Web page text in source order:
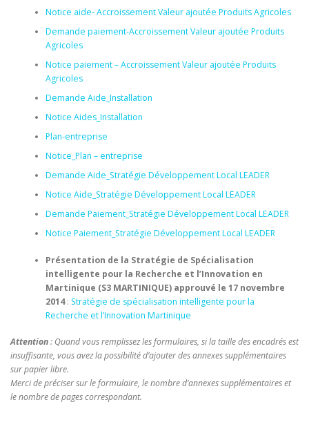
Notice aide- Accroissement Valeur ajoutée Produits Agricoles
Demande paiement-Accroissement Valeur ajoutée Produits
Agricoles
Notice paiement – Accroissement Valeur ajoutée Produits
Agricoles
Demande Aide_Installation
Notice Aides_Installation
Plan-entreprise
Notice_Plan – entreprise
Demande Aide_Stratégie Développement Local LEADER
Notice Aide_Stratégie Développement Local LEADER
Demande Paiement_Stratégie Développement Local LEADER
Notice Paiement_Stratégie Développement Local LEADER
Présentation de la Stratégie de Spécialisation
intelligente pour la Recherche et l’Innovation en
Martinique (S3 MARTINIQUE) approuvé le 17 novembre
2014: Stratégie de spécialisation intelligente pour la
Recherche et l’Innovation Martinique
Attention: Quand vous remplissez les formulaires, si la taille des encadrés est
insuffisante, vous avez la possibilité d’ajouter des annexes supplémentaires
sur papier libre.
Merci de préciser sur le formulaire, le nombre d’annexes supplémentaires et
le nombre de pages correspondant.